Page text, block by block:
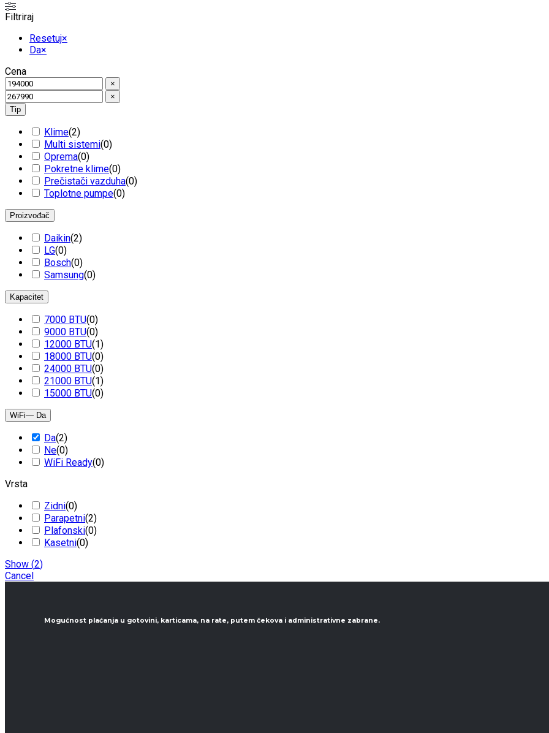
Filtriraj
Resetuj×
Da×
Cena
×
×
Tip
Klime(2)
Multi sistemi(0)
Oprema(0)
Pokretne klime(0)
Prečistači vazduha(0)
Toplotne pumpe(0)
Proizvođač
Daikin(2)
LG(0)
Bosch(0)
Samsung(0)
Kapacitet
7000 BTU(0)
9000 BTU(0)
12000 BTU(1)
18000 BTU(0)
24000 BTU(0)
21000 BTU(1)
15000 BTU(0)
WiFi— Da
Da(2)
Ne(0)
WiFi Ready(0)
Vrsta
Zidni(0)
Parapetni(2)
Plafonski(0)
Kasetni(0)
Show (2)
Cancel
Mogućnost plaćanja u gotovini, karticama, na rate, putem čekova i administrativne zabrane.